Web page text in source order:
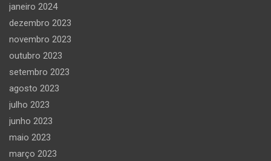
janeiro 2024
dezembro 2023
novembro 2023
outubro 2023
setembro 2023
agosto 2023
julho 2023
junho 2023
maio 2023
março 2023